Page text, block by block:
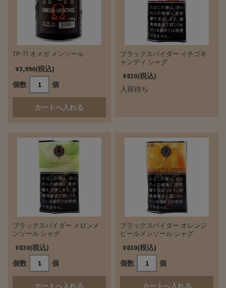
TP-77 オメガ メンソール
¥3,990(税込)
個数
個
ブラックスパイダー イチゴキ
ャンディ シャグ
¥830(税込)
入荷待ち
ブラックスパイダー メロンメ
ンソール シャグ
¥830(税込)
個数
個
ブラックスパイダー オレンジ
ピールメンソール シャグ
¥830(税込)
個数
個